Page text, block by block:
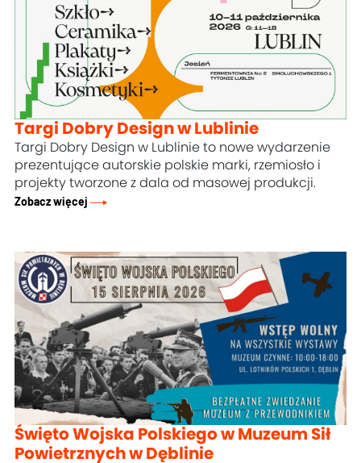
Targi Dobry Design w Lublinie
Targi Dobry Design w Lublinie to nowe wydarzenie
prezentujące autorskie polskie marki, rzemiosło i
projekty tworzone z dala od masowej produkcji.
Zobacz więcej
Święto Wojska Polskiego w Muzeum Sił
Powietrznych w Dęblinie